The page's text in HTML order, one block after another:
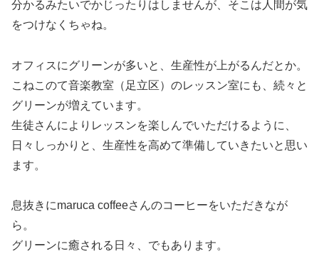
分かるみたいでかじったりはしませんが、そこは人間が気
をつけなくちゃね。
オフィスにグリーンが多いと、生産性が上がるんだとか。
こねこのて音楽教室（足立区）のレッスン室にも、続々と
グリーンが増えています。
生徒さんによりレッスンを楽しんでいただけるように、
日々しっかりと、生産性を高めて準備していきたいと思い
ます。
息抜きにmaruca coffeeさんのコーヒーをいただきなが
ら。
グリーンに癒される日々、でもあります。